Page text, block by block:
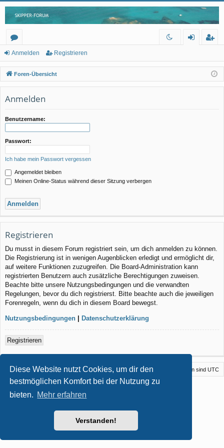
Diese Website nutzt Cookies, um dir den
bestmöglichen Komfort bei der Nutzung zu
bieten. Mehr erfahren
Verstanden!
or
en
m
el
ist
rie
Anmelden Registrieren
Foren-Übersicht
Anmelden
Benutzername:
Passwort:
Ich habe mein Passwort vergessen
Angemeldet bleiben
Meinen Online-Status während dieser Sitzung verbergen
Registrieren
Du musst in diesem Forum registriert sein, um dich anmelden zu können.
Die Registrierung ist in wenigen Augenblicken erledigt und ermöglicht dir,
auf weitere Funktionen zuzugreifen. Die Board-Administration kann
registrierten Benutzern auch zusätzliche Berechtigungen zuweisen.
Beachte bitte unsere Nutzungsbedingungen und die verwandten
Regelungen, bevor du dich registrierst. Bitte beachte auch die jeweiligen
Forenregeln, wenn du dich in diesem Board bewegst.
Nutzungsbedingungen Datenschutzerklärung
Registrieren
Foren-Übersicht Alle Zeiten sind UTC
Alle Cookies löschen
Kontakt
® Forum Software © phpBB Limited
Style von
Nutzungsbedingungen